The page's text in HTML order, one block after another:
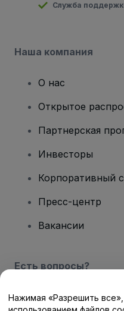
Служба
Наша компания
О нас
Открытое
Партнерская
Инвесторы
Корпоративный
Пресс-центр
Вакансии
Есть вопросы?
Центр помощи /
Нажимая «Разрешить